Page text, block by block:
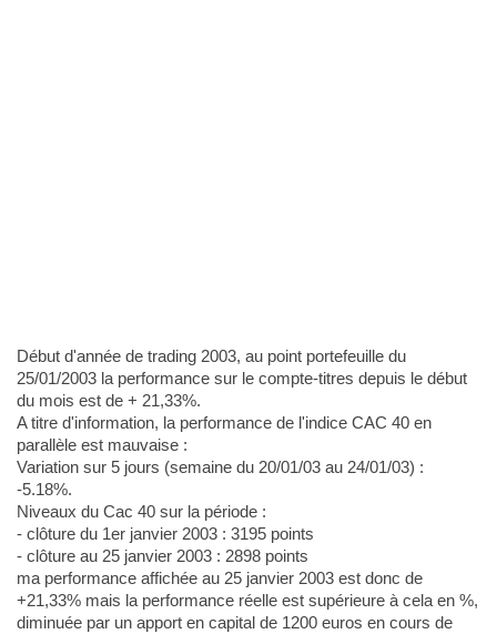
Début d'année de trading 2003, au point portefeuille du
25/01/2003 la performance sur le compte-titres depuis le début
du mois est de + 21,33%.
A titre d'information, la performance de l'indice CAC 40 en
parallèle est mauvaise :
Variation sur 5 jours (semaine du 20/01/03 au 24/01/03) :
-5.18%.
Niveaux du Cac 40 sur la période :
- clôture du 1er janvier 2003 : 3195 points
- clôture au 25 janvier 2003 : 2898 points
ma performance affichée au 25 janvier 2003 est donc de
+21,33% mais la performance réelle est supérieure à cela en %,
diminuée par un apport en capital de 1200 euros en cours de